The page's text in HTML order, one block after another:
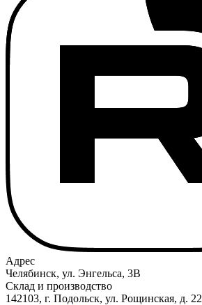
Адрес
Челябинск, ул. Энгельса, 3В
Склад и производство
142103, г. Подольск, ул. Рощинская, д. 22